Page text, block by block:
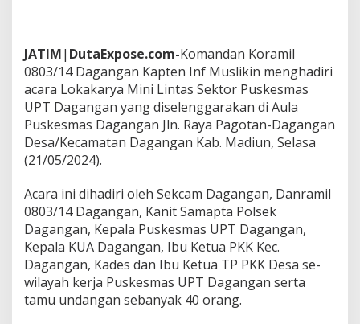
3
1
4
D
a
g
a
a
n
H
a
d
i
r
i
JATIM| DutaExpose.com-Komandan Koramil
0803/14 Dagangan Kapten Inf Muslikin menghadiri
acara Lokakarya Mini Lintas Sektor Puskesmas
UPT Dagangan yang diselenggarakan di Aula
Puskesmas Dagangan Jln. Raya Pagotan-Dagangan
Desa/Kecamatan Dagangan Kab. Madiun, Selasa
(21/05/2024).
Acara ini dihadiri oleh Sekcam Dagangan, Danramil
0803/14 Dagangan, Kanit Samapta Polsek
Dagangan, Kepala Puskesmas UPT Dagangan,
Kepala KUA Dagangan, Ibu Ketua PKK Kec.
Dagangan, Kades dan Ibu Ketua TP PKK Desa se-
wilayah kerja Puskesmas UPT Dagangan serta
tamu undangan sebanyak 40 orang.